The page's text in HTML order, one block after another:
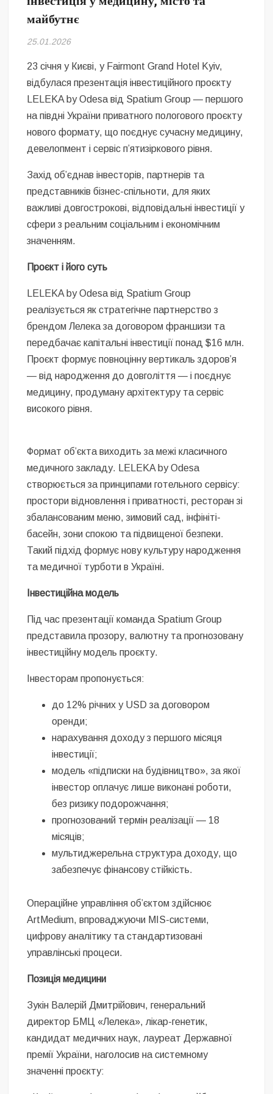
Безугла закликає валити Сирського
Світові бренди одягу та взуття: розвиток ринку та вплив на
сучасну моду
Командувач ВМС Неїжпапа закликав не дестабілізувати ситуацію
навколо керівництва армії
майбутнє
25.01.2026
23 січня у Києві, у Fairmont Grand Hotel Kyiv,
відбулася презентація інвестиційного проєкту
LELEKA by Odesa від Spatium Group — першого
на півдні України приватного пологового проєкту
нового формату, що поєднує сучасну медицину,
девелопмент і сервіс п’ятизіркового рівня.
Захід об’єднав інвесторів, партнерів та
представників бізнес-спільноти, для яких
важливі довгострокові, відповідальні інвестиції у
сфери з реальним соціальним і економічним
значенням.
Проєкт і його суть
LELEKA by Odesa від Spatium Group
реалізується як стратегічне партнерство з
брендом Лелека за договором франшизи та
передбачає капітальні інвестиції понад $16 млн.
Проєкт формує повноцінну вертикаль здоровʼя
— від народження до довголіття — і поєднує
медицину, продуману архітектуру та сервіс
високого рівня.
Формат обʼєкта виходить за межі класичного
медичного закладу. LELEKA by Odesa
створюється за принципами готельного сервісу:
простори відновлення і приватності, ресторан зі
збалансованим меню, зимовий сад, інфініті-
басейн, зони спокою та підвищеної безпеки.
Такий підхід формує нову культуру народження
та медичної турботи в Україні.
Інвестиційна модель
Під час презентації команда Spatium Group
представила прозору, валютну та прогнозовану
інвестиційну модель проєкту.
Інвесторам пропонується:
до 12% річних у USD за договором
оренди;
нарахування доходу з першого місяця
інвестиції;
модель «підписки на будівництво», за якої
інвестор оплачує лише виконані роботи,
без ризику подорожчання;
прогнозований термін реалізації — 18
місяців;
мультиджерельна структура доходу, що
забезпечує фінансову стійкість.
Операційне управління обʼєктом здійснює
ArtMedium, впроваджуючи MIS-системи,
цифрову аналітику та стандартизовані
управлінські процеси.
Позиція медицини
Зукін Валерій Дмитрійович, генеральний
директор БМЦ «Лелека», лікар-генетик,
кандидат медичних наук, лауреат Державної
премії України, наголосив на системному
значенні проєкту: